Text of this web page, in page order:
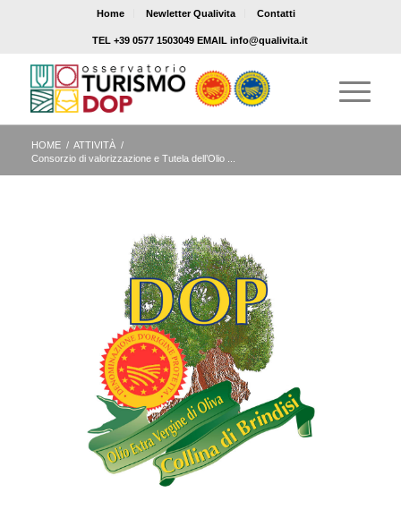
Home Newletter Qualivita Contatti
TEL +39 0577 1503049 EMAIL info@qualivita.it
HOME / ATTIVITÀ /
Consorzio di valorizzazione e Tutela dell’Olio ...